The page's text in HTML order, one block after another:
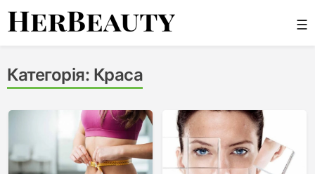
Skip
☰
Категорія: Краса